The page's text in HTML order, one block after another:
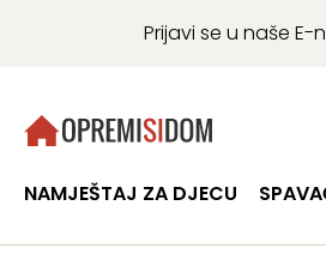
Prijavi se u naše
NAMJEŠTAJ ZA DJECU